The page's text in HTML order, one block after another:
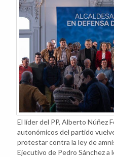
El líder del PP, Alberto Núñez
autonómicos del partido
protestar contra la ley de
Ejecutivo de Pedro Sánchez